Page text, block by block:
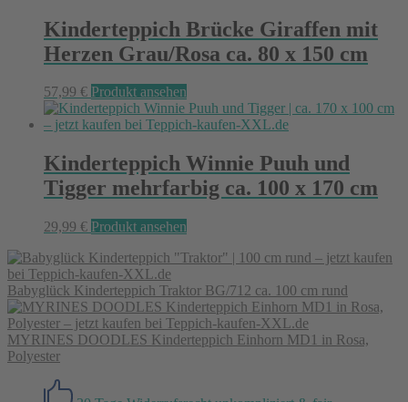
Kinderteppich Brücke Giraffen mit
Herzen Grau/Rosa ca. 80 x 150 cm
57,99 € Produkt ansehen
Kinderteppich Winnie Puuh und
Tigger mehrfarbig ca. 100 x 170 cm
29,99 € Produkt ansehen
Babyglück Kinderteppich Traktor BG/712 ca. 100 cm rund
MYRINES DOODLES Kinderteppich Einhorn MD1 in Rosa,
Polyester